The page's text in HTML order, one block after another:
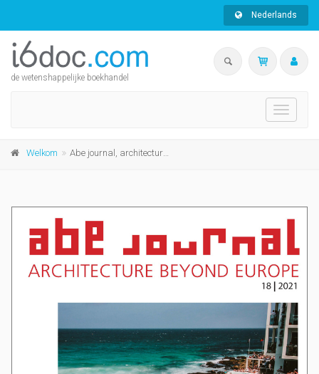
Nederlands
de wetenshappelijke boekhandel
Toggle
Welkom Abe journal, architecture beyond europe, 18 | 2021